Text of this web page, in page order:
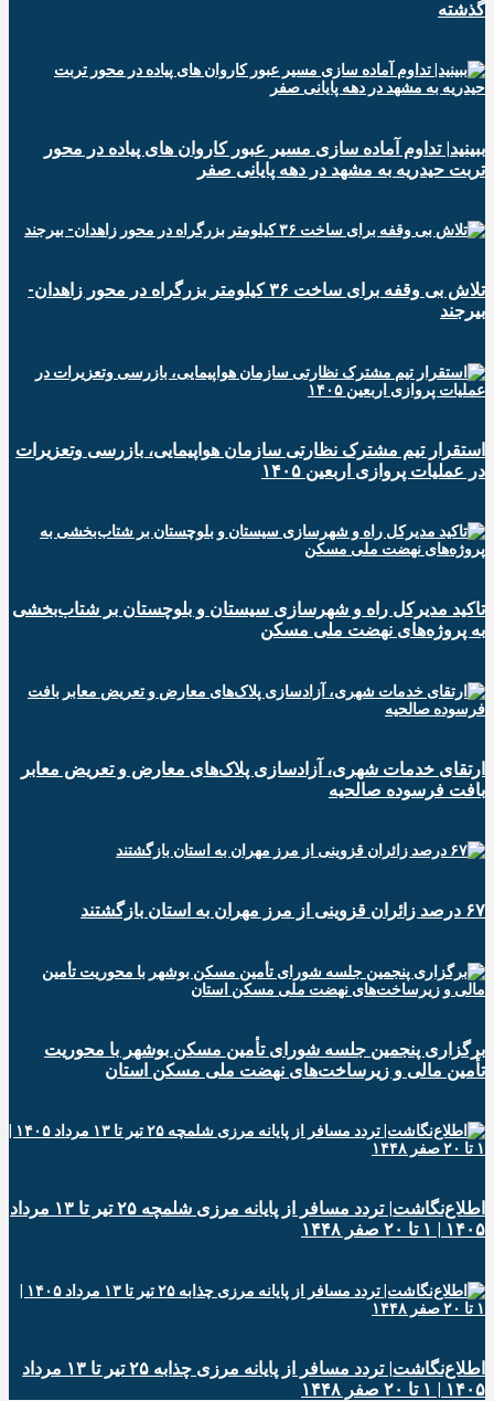
گذشته
ببینید| تداوم آماده سازی مسیر عبور کاروان های پیاده در محور
تربت حیدریه به مشهد در دهه پایانی صفر
تلاش بی وقفه برای ساخت ۳۶ کیلومتر بزرگراه در محور زاهدان-
بیرجند
استقرار تیم مشترک نظارتی سازمان هواپیمایی، بازرسی وتعزیرات
در عملیات پروازی اربعین ۱۴۰۵
تاکید مدیرکل راه و شهرسازی سیستان و بلوچستان بر شتاب‌بخشی
به پروژه‌های نهضت ملی مسکن
ارتقای خدمات شهری، آزادسازی پلاک‌های معارض و تعریض معابر
بافت فرسوده صالحیه
۶۷ درصد زائران قزوینی از مرز مهران به استان بازگشتند
برگزاری پنجمین جلسه شورای تأمین مسکن بوشهر با محوریت
تأمین مالی و زیرساخت‌های نهضت ملی مسکن استان
اطلاع‌نگاشت| تردد مسافر از پایانه‌ مرزی شلمچه ۲۵ تیر تا ۱۳ مرداد
۱۴۰۵ | ۱ تا ۲۰ صفر ۱۴۴۸
اطلاع‌نگاشت| تردد مسافر از پایانه‌ مرزی چذابه ۲۵ تیر تا ۱۳ مرداد
۱۴۰۵ | ۱ تا ۲۰ صفر ۱۴۴۸